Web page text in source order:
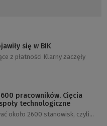
się w BIK
z płatności Klarny zaczęły
pracowników. Cięcia
technologiczne
około 2600 stanowisk, czyli…